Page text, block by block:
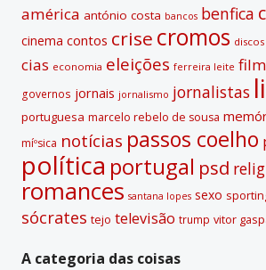
américa antónio costa bancos benfica
cinema contos crise cromos discos
cias economia eleições ferreira leite
governos jornais jornalismo jornalistas
portuguesa marcelo rebelo de sousa
míºsica notí­cias passos coelho
polí­tica portugal psd
romances santana lopes sexo
sócrates tejo televisão trump vitor
A categoria das coisas